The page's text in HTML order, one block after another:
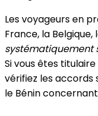
Les voyageurs en
France, la Belgique,
systématiquement
Si vous êtes titulaire
vérifiez les accords
le Bénin